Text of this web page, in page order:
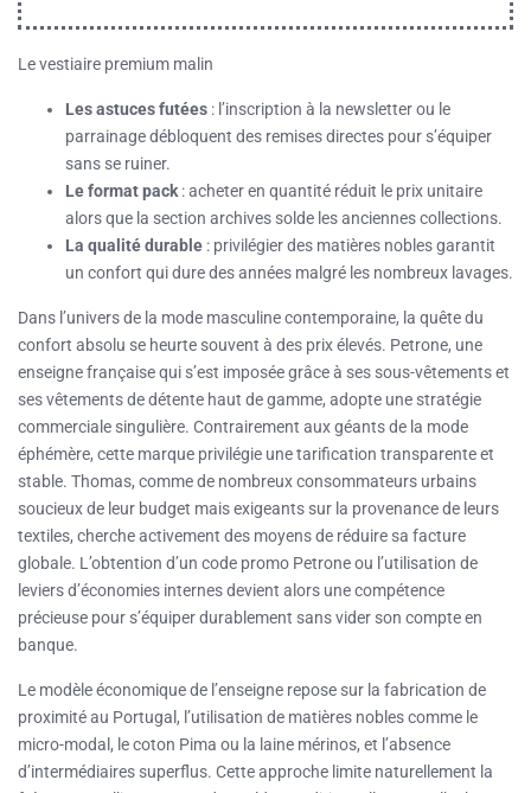
Le vestiaire premium malin
Les astuces futées : l’inscription à la newsletter ou le
parrainage débloquent des remises directes pour s’équiper
sans se ruiner.
Le format pack : acheter en quantité réduit le prix unitaire
alors que la section archives solde les anciennes collections.
La qualité durable : privilégier des matières nobles garantit
un confort qui dure des années malgré les nombreux lavages.
Dans l’univers de la mode masculine contemporaine, la quête du
confort absolu se heurte souvent à des prix élevés. Petrone, une
enseigne française qui s’est imposée grâce à ses sous-vêtements et
ses vêtements de détente haut de gamme, adopte une stratégie
commerciale singulière. Contrairement aux géants de la mode
éphémère, cette marque privilégie une tarification transparente et
stable. Thomas, comme de nombreux consommateurs urbains
soucieux de leur budget mais exigeants sur la provenance de leurs
textiles, cherche activement des moyens de réduire sa facture
globale. L’obtention d’un code promo Petrone ou l’utilisation de
leviers d’économies internes devient alors une compétence
précieuse pour s’équiper durablement sans vider son compte en
banque.
Le modèle économique de l’enseigne repose sur la fabrication de
proximité au Portugal, l’utilisation de matières nobles comme le
micro-modal, le coton Pima ou la laine mérinos, et l’absence
d’intermédiaires superflus. Cette approche limite naturellement la